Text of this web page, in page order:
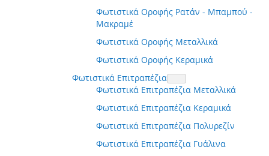
Φωτιστικά Οροφής Ρατάν - Μπαμπού -
Μακραμέ
Φωτιστικά Οροφής Μεταλλικά
Φωτιστικά Οροφής Κεραμικά
Φωτιστικά Επιτραπέζια
Φωτιστικά Επιτραπέζια Μεταλλικά
Φωτιστικά Επιτραπέζια Κεραμικά
Φωτιστικά Επιτραπέζια Πολυρεζίν
Φωτιστικά Επιτραπέζια Γυάλινα